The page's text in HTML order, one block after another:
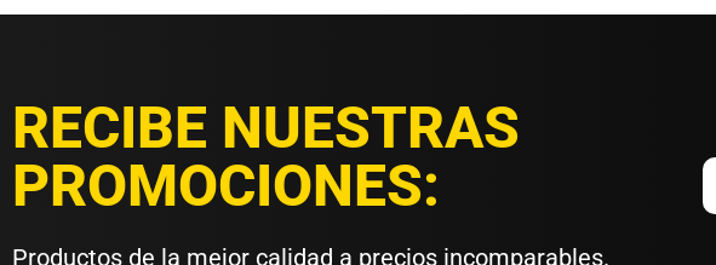
RECIBE NUESTRAS
PROMOCIONES:
Productos de la mejor calidad a precios incomparables.